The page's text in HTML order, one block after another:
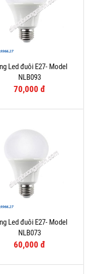
Led đuôi E27- Model
NLB093
70,000 đ
Led đuôi E27- Model
NLB073
60,000 đ